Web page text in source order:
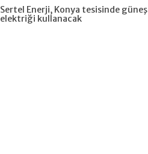
Sertel Enerji, Konya tesisinde güneş
elektriği kullanacak